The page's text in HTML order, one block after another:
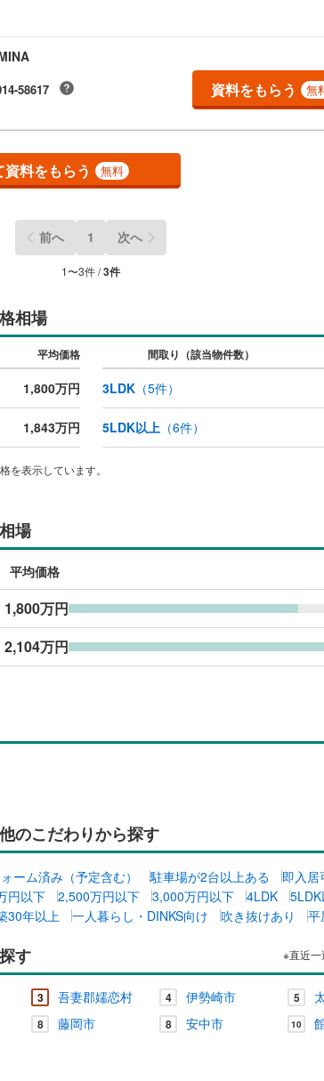
58617 資料をもらう 無
資料をもらう 無料
前へ 1 次へ
1〜3件 /3件
相場
平均価格 間取り（該当物件数）
1,800万円 3LDK（5件）
1,843万円 5LDK以上（6件）
を表示しています。
場
平均価格
1,800万円
2,104万円
のこだわりから探す
ーム済み（予定含む） 駐車場が2台以上ある
即入居
円以下 2,500万円以下 3,000万円以下 4LDK
30年以上 一人暮らし・DINKS向け 吹き抜けあり 平
す ※直近
3 吾妻郡嬬恋村 4 伊勢崎市 5
8 藤岡市 8 安中市 10
応
ン内見(相談)可